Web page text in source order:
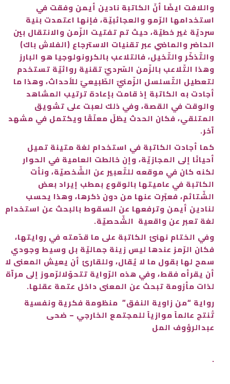
واللافت ايضًا أنّ الكاتبة نادين أيمن وفقت في
استخدامها الرّمو والعجائبيّة، فإنها اعتمدت بنية
سرديّة غير خطيّة، حيث تم تفتيت الزّمن والانتقال بين
الحاضر والماضي عبر تقنيات الاسترجاع (الفلاش باك)
والتّذكّر والتّخيل، فالتلاعب بالكرونولوجيا هو البارز
وهذا التّلاعب بالزّمن السّرديّ تقنية روائيّة تستخدم
لتعطيل التّسلسل الزّمنيّ الطّبيعيّ للأحداث، وهذا ما
أجادت به الكاتبة إذ قامت بإعادة ترتيب المشاهد
والوقت في القصة، وفي ذلك لعبت على تشويق
المتلقي، فكان الحدث يظلّ معلّقًا ويكتمل في مشهد
آخر.
كما أجادت الكاتبة في استخدام لغة متينة تميل
أحيانًا إلى المجازيّة، وإن خالطت العامية في الحوار
لكنه كان في موقعه للتّعبير عن الشّخصيّة، ونأت
الكاتبة في عاميتها بالوقوع بمطب إيراد بعض
الشّتائم، فعبّرت عنها من دون ذكرها، وهذا يحسب
لنادين أيمن وترفعها عن السقوط بالبحث عن استخدام
لغة تعبر عن واقعية الشّحصيّة.
وفي الختام نهنئ الكاتبة على ما قدّمته في روايتها،
فكان الرّمز عندها ليس زينة جماليّة بل وسيط وجودي
سمح لها بقول ما لا يُقال، وللقارئ أن يعيش المعنى لا
أن يقرأه فقط، وفي هذه الرّواية تتحوّلالرّموز إلى مرآة
لذات مأزومة تبحث عن المعنى داخل عتمة عقلها.
رواية “من زاوية النفق” منظومة فكرية ونفسية
تُنتج عالماً موازياً للمجتمع الخارجي – ضحى
عبدالرؤوف المل
.